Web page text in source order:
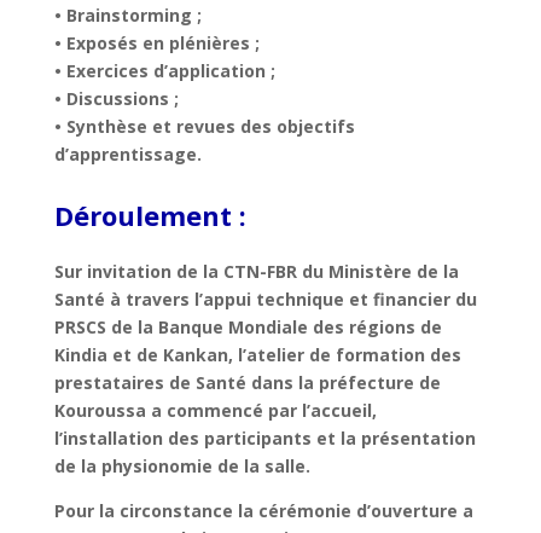
• Brainstorming ;
• Exposés en plénières ;
• Exercices d’application ;
• Discussions ;
• Synthèse et revues des objectifs
d’apprentissage.
Déroulement :
Sur invitation de la CTN-FBR du Ministère de la
Santé à travers l’appui technique et financier du
PRSCS de la Banque Mondiale des régions de
Kindia et de Kankan, l’atelier de formation des
prestataires de Santé dans la préfecture de
Kouroussa a commencé par l’accueil,
l’installation des participants et la présentation
de la physionomie de la salle.
Pour la circonstance la cérémonie d’ouverture a